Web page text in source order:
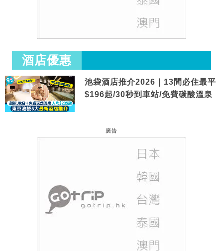
酒店優惠
池袋酒店推介2026｜13間必住最平
$196起/30秒到車站/免費碳酸溫泉
廣告